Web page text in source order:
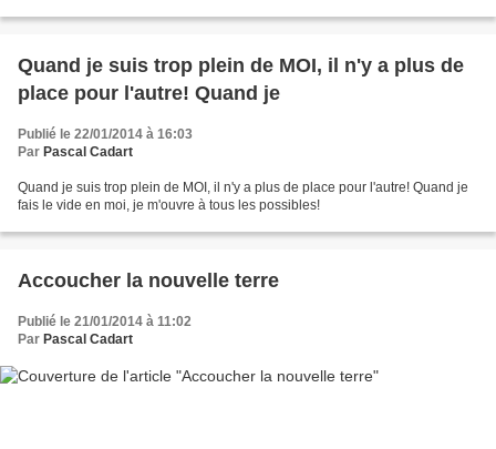
Quand je suis trop plein de MOI, il n'y a plus de
place pour l'autre! Quand je
Publié le 22/01/2014 à 16:03
Par Pascal Cadart
Quand je suis trop plein de MOI, il n'y a plus de place pour l'autre! Quand je
fais le vide en moi, je m'ouvre à tous les possibles!
Accoucher la nouvelle terre
Publié le 21/01/2014 à 11:02
Par Pascal Cadart